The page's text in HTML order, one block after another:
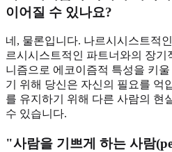
이어질 수 있나요?
네, 물론입니다. 나르시시스트적
르시시스트적인 파트너와의 장기
니즘으로 에코이즘적 특성을 키
기 위해 당신은 자신의 필요를 억
를 유지하기 위해 다른 사람의 현
수 있습니다.
"사람을 기쁘게 하는 사람